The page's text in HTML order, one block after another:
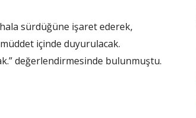
sürdüğüne işaret ederek,
müddet içinde duyurulacak.
değerlendirmesinde bulunmuştu.